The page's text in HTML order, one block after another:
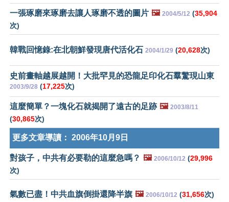
一張琢磨來琢磨去讓人琢磨不透的圖片 🖼️ 2004/5/12 (35,904
次)
韓戰回憶錄:在北朝鮮發現唐代活化石 2004/1/29 (20,628次)
史前畫軸越展越開！大批罕見的恐龍足印化石羣驚現山東
2003/9/28 (17,225次)
這麼簡單？一塊化石就揭開了遠古的足跡 🖼️ 2003/8/11
(30,865次)
更多文章導讀： 2006年10月9日
對孩子，中共有必要勒的這麼急嗎？ 🖼️ 2006/10/12 (29,996
次)
氣數已盡！中共血旗倒掛還降半旗 🖼️ 2006/10/12 (31,656次)